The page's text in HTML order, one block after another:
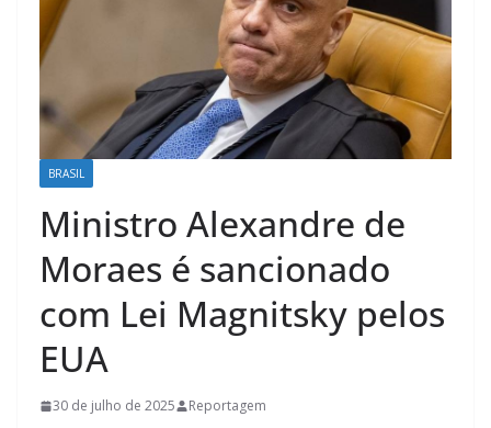
BRASIL
Ministro Alexandre de
Moraes é sancionado
com Lei Magnitsky pelos
EUA
30 de julho de 2025 Reportagem